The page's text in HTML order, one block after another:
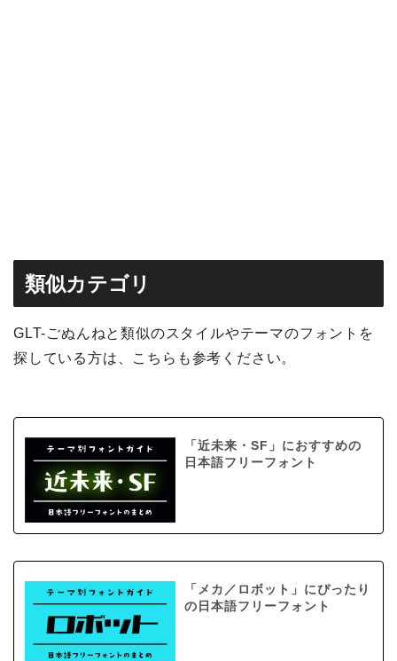
類似カテゴリ
GLT-ごぬんねと類似のスタイルやテーマのフォントを
探している方は、こちらも参考ください。
「近未来・SF」におすすめの
日本語フリーフォント
「メカ／ロボット」にぴったり
の日本語フリーフォント